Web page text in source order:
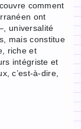
comment
ont
universalité
mais constitue
riche et
intégriste et
c’est-à-dire,